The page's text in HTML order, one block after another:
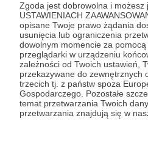
Zgoda jest dobrowolna i możesz
USTAWIENIACH
opisane Twoje prawo żądania
usunięcia lub ograniczenia
dowolnym momencie za
przeglądarki w urządzeniu
zależności od Twoich ustawień,
przekazywane do zewnętrznych
trzecich tj. z państw spoza
Gospodarczego. Pozostałe
temat przetwarzania Twoich
przetwarzania znajdują się w
Potem-
Zobacz